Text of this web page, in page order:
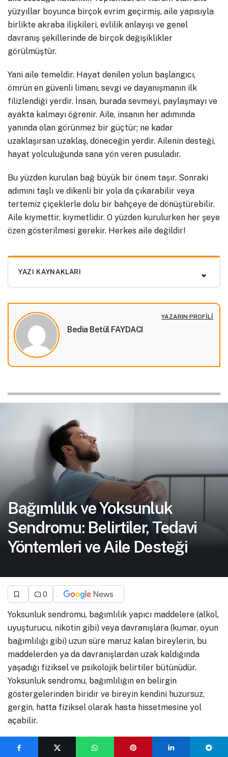
yüzyıllar boyunca birçok evrim geçirmiş, aile yapısıyla
birlikte akraba ilişkileri, evlilik anlayışı ve genel
davranış şekillerinde de birçok değişiklikler
görülmüştür.
Yani aile temeldir. Hayat denilen yolun başlangıcı,
ömrün en güvenli limanı, sevgi ve dayanışmanın ilk
filizlendiği yerdir. İnsan, burada sevmeyi, paylaşmayı ve
ayakta kalmayı öğrenir. Aile, insanın her adımında
yanında olan görünmez bir güçtür; ne kadar
uzaklaşırsan uzaklaş, döneceğin yerdir. Ailenin desteği,
hayat yolculuğunda sana yön veren pusuladır.
Bu yüzden kurulan bağ büyük bir önem taşır. Sonraki
adımını taşlı ve dikenli bir yola da çıkarabilir veya
tertemiz çiçeklerle dolu bir bahçeye de dönüştürebilir.
Aile kıymettir, kıymetlidir. O yüzden kurulurken her şeye
özen gösterilmesi gerekir. Herkes aile değildir!
YAZI KAYNAKLARI
Bedia Betül FAYDACI
YAZARIN PROFILI
Bağımlılık ve Yoksunluk
Sendromu: Belirtiler, Tedavi
Yöntemleri ve Aile Desteği
0
Yoksunluk sendromu, bağımlılık yapıcı maddelere (alkol,
uyuşturucu, nikotin gibi) veya davranışlara (kumar, oyun
bağımlılığı gibi) uzun süre maruz kalan bireylerin, bu
maddelerden ya da davranışlardan uzak kaldığında
yaşadığı fiziksel ve psikolojik belirtiler bütünüdür.
Yoksunluk sendromu, bağımlılığın en belirgin
göstergelerinden biridir ve bireyin kendini huzursuz,
gergin, hatta fiziksel olarak hasta hissetmesine yol
açabilir.
Yoksunluk sendromunun etkileri, kullanılan madde ya da